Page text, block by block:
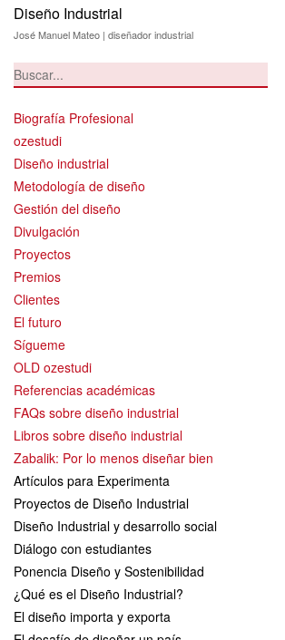
Diseño Industrial
José Manuel Mateo | diseñador industrial
Biografía Profesional
ozestudi
Diseño industrial
Metodología de diseño
Gestión del diseño
Divulgación
Proyectos
Premios
Clientes
El futuro
Sígueme
OLD ozestudi
Referencias académicas
FAQs sobre diseño industrial
Libros sobre diseño industrial
Zabalik: Por lo menos diseñar bien
Artículos para Experimenta
Proyectos de Diseño Industrial
Diseño Industrial y desarrollo social
Diálogo con estudiantes
Ponencia Diseño y Sostenibilidad
¿Qué es el Diseño Industrial?
El diseño importa y exporta